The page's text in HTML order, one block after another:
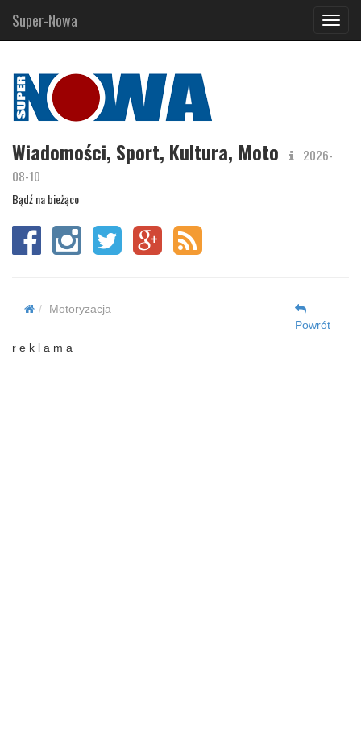
Super-Nowa
Wiadomości, Sport, Kultura, Moto
2026-
08-10
Bądź na bieżąco
Motoryzacja
Powrót
r e k l a m a